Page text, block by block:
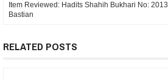
Item Reviewed: Hadits Shahih Bukhari No: 2013
Bastian
RELATED POSTS